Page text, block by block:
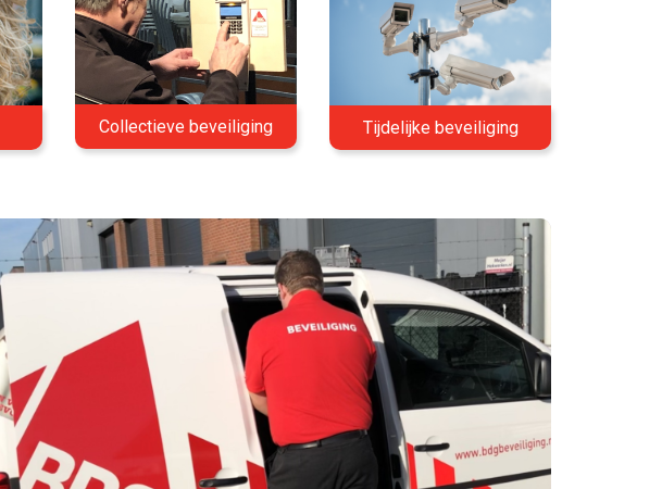
Collectieve beveiliging Tijdelijke beveiliging